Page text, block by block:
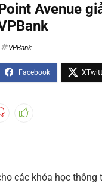
Avenue
VPBank
các khóa học